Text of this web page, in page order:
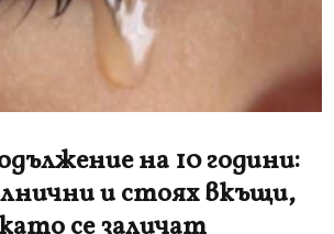
на 10 години:
и стоях вкъщи,